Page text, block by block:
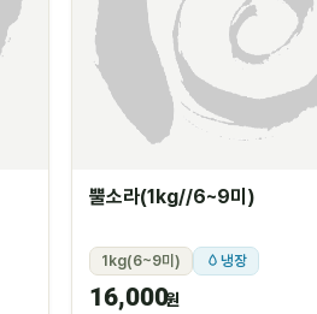
뿔소라(1kg//6~9미)
1kg(6~9미) 냉장
16,000원